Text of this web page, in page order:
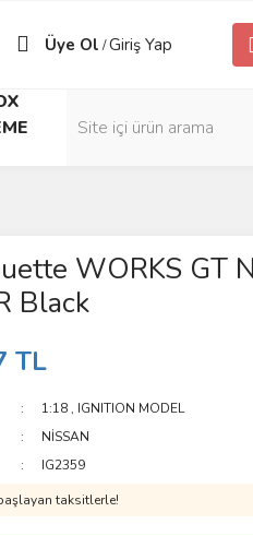
Üye Ol /Giriş Yap
WORKS GT
Black
TL
1:18 , IGNITION MODEL
NİSSAN
IG2359
taksitlerle!